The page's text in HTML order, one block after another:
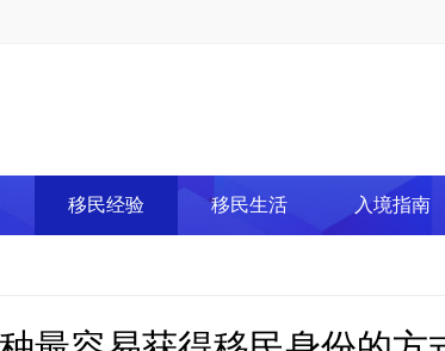
移民经验 移民生活 入境指南